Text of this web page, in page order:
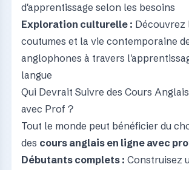
d'apprentissage selon les besoins
Exploration culturelle : Découvrez
coutumes et la vie contemporaine
anglophones à travers
langue
Qui Devrait Suivre des Cours
avec Prof ?
Tout le monde peut bénéficier du
des cours anglais en ligne avec
Débutants complets : Construisez